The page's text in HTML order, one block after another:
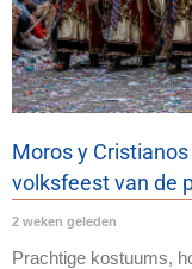
Moros y
volksfeest van de
2 weken geleden
Prachtige kostuums,